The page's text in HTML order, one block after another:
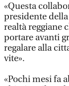
«Questa
presidente
realtà reggiane
portare avanti
regalare alla
vite».
«Pochi mesi fa